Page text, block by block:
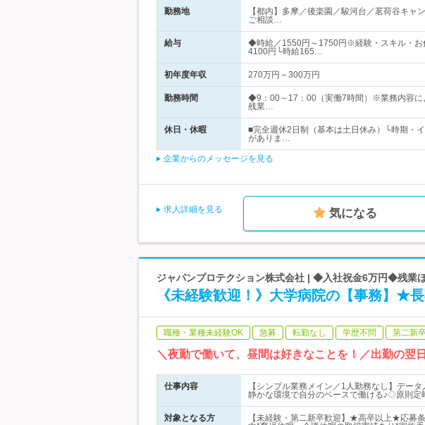
勤務地
【都内】多摩／後楽園／駿河台／茗荷谷キ
ご相談…
給与
◆時給／1550円～1750円※経験・スキル・お
4100円└時給165…
初年度年収 270万円～300万円
勤務時間
◆9：00～17：00（実働7時間）※業務内容に
残業…
休日・休暇
■完全週休2日制（基本は土日休み）└時期・
がありま…
企業からのメッセージを見る
求人詳細を見る 気になる
ジャパンプロテクション株式会社 | ◆入社祝金6万円◆残
《未経験歓迎！》大学病院の【事務】★
職種・業種未経験OK 急募 転勤なし 学歴不問 第二新
＼夜勤で働いて、昼間は好きなことを！／出勤の
仕事内容
【シンプル業務メイン／1人勤務なし】デー
静かな環境で自分のペースで働ける♪◇原則定
対象となる方
【未経験・第二新卒歓迎】★高卒以上★応募